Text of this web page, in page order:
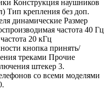
Конструкция наушников
Тип крепления без доп.
динамические Размер
частота 40 Гц
20 кГц
кнопка принять/
треками Прочие
штекер 3.
со всеми моделями